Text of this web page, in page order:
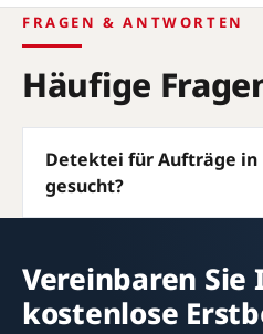
FRAGEN & ANTWORTEN
Häufige
Detektei für Aufträge in
gesucht?
Vereinbaren Sie
kostenlose